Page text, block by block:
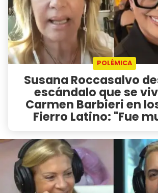
POLÉMICA
Susana Roccasalvo
escándalo que se
Carmen Barbieri en
Fierro Latino: "Fue